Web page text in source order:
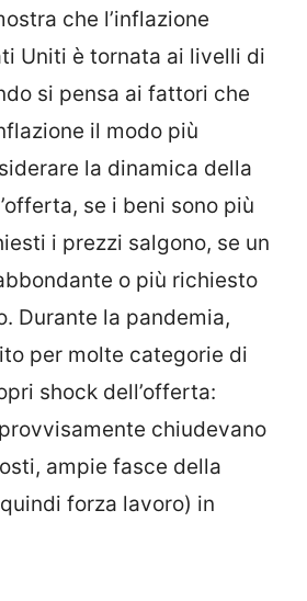
che l’inflazione
Uniti è tornata ai livelli di
si pensa ai fattori che
il modo più
la dinamica della
se i beni sono più
i prezzi salgono, se un
o più richiesto
Durante la pandemia,
per molte categorie di
shock dell’offerta:
chiudevano
ampie fasce della
forza lavoro) in